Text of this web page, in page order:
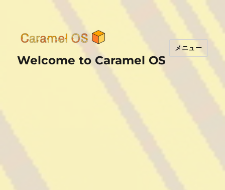
Welcome to Caramel OS
メニュー